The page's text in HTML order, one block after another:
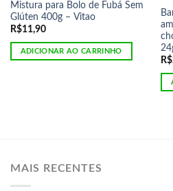
Mistura para Bolo de Fubá Sem
Glúten 400g – Vitao
R$11,90
ADICIONAR AO CARRINHO
R$
MAIS RECENTES